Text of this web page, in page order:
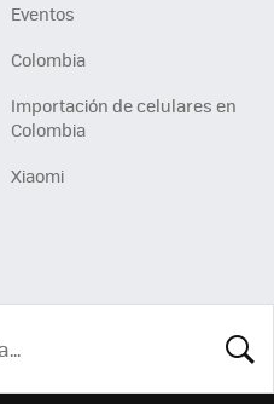
Eventos
Colombia
Importación de celulares en
Colombia
Xiaomi